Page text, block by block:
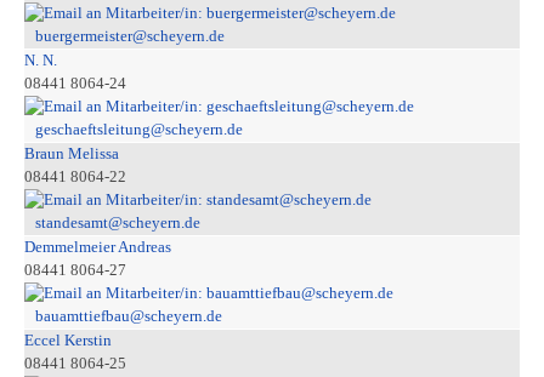
buergermeister@scheyern.de
N. N.
08441 8064-24
geschaeftsleitung@scheyern.de
Braun Melissa
08441 8064-22
standesamt@scheyern.de
Demmelmeier Andreas
08441 8064-27
bauamttiefbau@scheyern.de
Eccel Kerstin
08441 8064-25